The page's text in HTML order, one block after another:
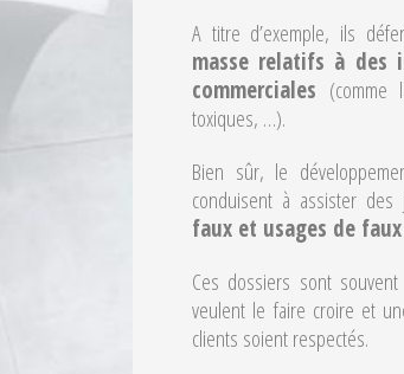
A titre d’exemple, ils
masse relatifs à des
commerciales (comme
toxiques, …).
Bien sûr, le
conduisent à assister des
faux et usages de faux
Ces dossiers sont
veulent le faire croire et
clients soient respectés.